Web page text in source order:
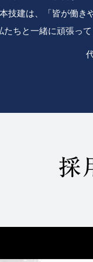
技建は、「皆が働き
たちと一緒に頑張っ